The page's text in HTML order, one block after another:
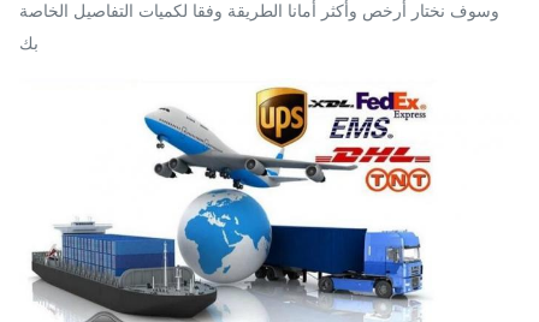
وسوف نختار أرخص وأكثر أمانا الطريقة وفقا لكميات التفاصيل الخاصة
بك